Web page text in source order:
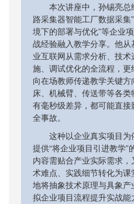
本次讲座中，孙锡亮总
路采集器智能工厂数据采集
境下的部署与优化”等企业
战经验融入教学分享。他
业互联网从需求分析、技
施、调试优化的全流程，更
向在场教师传递教学关键
床、机械臂、传送带等各
有毫秒级差异，都可能直
全事故。
这种以企业真实项目
提供“将企业项目引进教学
内容需贴合产业实际需求
术难点、实践细节转化为
地将抽象技术原理与具象
拟企业项目流程提升实战能